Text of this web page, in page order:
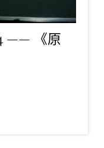
—— 《原